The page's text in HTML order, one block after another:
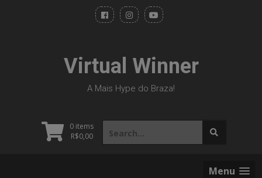
Virtual Winner
A Mais Hype do Braza!
0 items
R$0,00
Search
for:
Menu